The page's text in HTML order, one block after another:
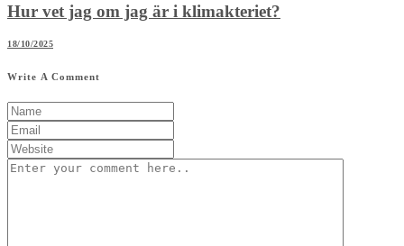
Hur vet jag om jag är i klimakteriet?
18/10/2025
Write A Comment